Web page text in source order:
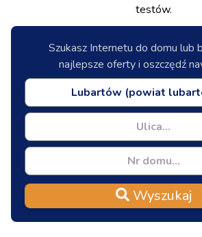
testów.
Szukasz Internetu do domu lub
najlepsze oferty i oszczędź
Wyszukaj